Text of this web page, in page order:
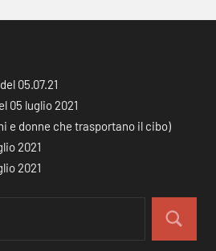
05.07.21
05 luglio 2021
e donne che trasportano il cibo)
2021
2021
Cerca